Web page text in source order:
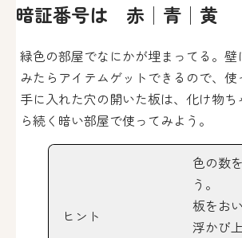
暗証番号は 赤│青│黄
緑色の部屋でなにかが埋まってる。壁
みたらアイテムゲットできるので、使
手に入れた穴の開いた板は、化け物
ら続く暗い部屋で使ってみよう。
ヒント
色の数
う。
板をお
浮かび